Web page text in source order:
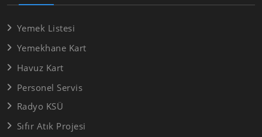
Yemek Listesi
Yemekhane Kart
Havuz Kart
Personel Servis
Radyo KSÜ
Sıfır Atık Projesi